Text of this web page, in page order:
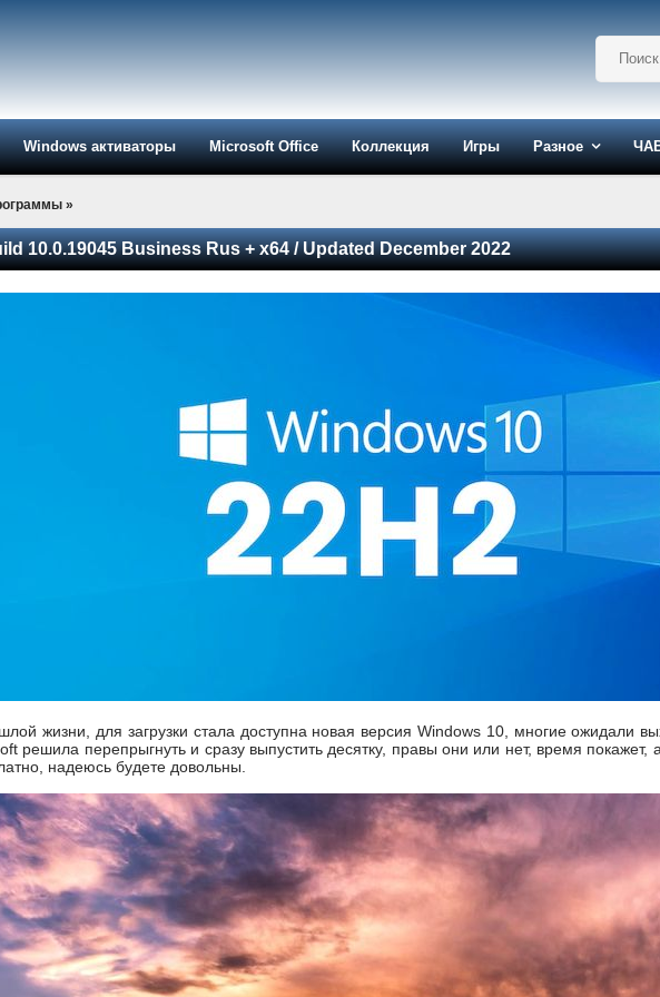
Windows активаторы Microsoft Office Коллекция Игры Разное
»
10.0.19045 Business Rus + x64 / Updated December 2022
жизни, для загрузки стала доступна новая версия Windows 10, многие ожидали
решила перепрыгнуть и сразу выпустить десятку, правы они или нет, время
надеюсь будете довольны.